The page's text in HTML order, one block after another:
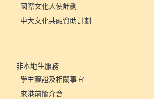
國際文化大使計劃
中大文化共融資助計劃
非本地生服務
學生簽證及相關事宜
來港前簡介會